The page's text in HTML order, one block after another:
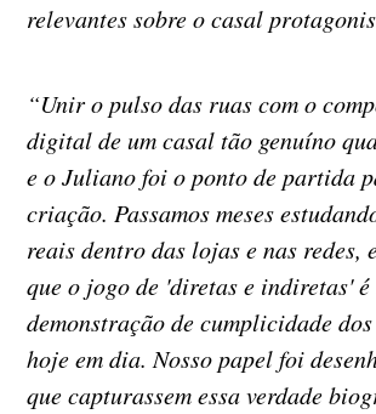
relevantes sobre o casal
“Unir o pulso das ruas com o
digital de um casal tão genuíno
e o Juliano foi o ponto de partida
criação. Passamos meses
reais dentro das lojas e nas redes,
que o jogo de 'diretas e indiretas' é
demonstração de cumplicidade
hoje em dia. Nosso papel foi
que capturassem essa verdade